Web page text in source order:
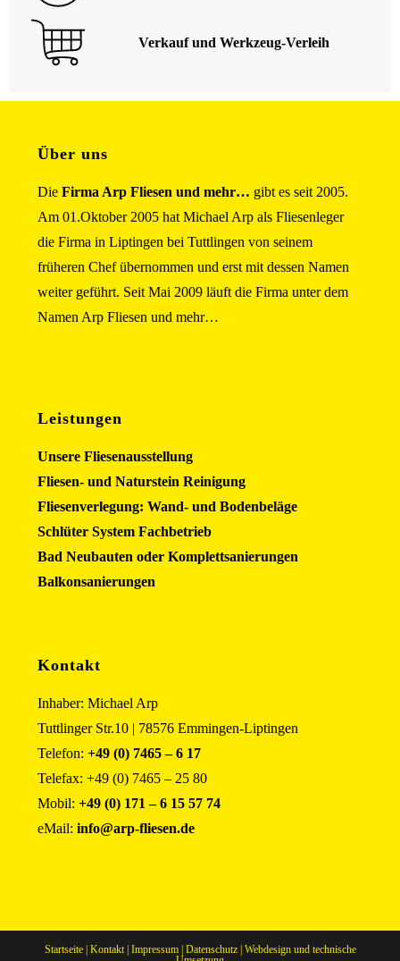
Verkauf und Werkzeug-Verleih
Über uns
Die Firma Arp Fliesen und mehr… gibt es seit 2005.
Am 01.Oktober 2005 hat Michael Arp als Fliesenleger
die Firma in Liptingen bei Tuttlingen von seinem
früheren Chef übernommen und erst mit dessen Namen
weiter geführt. Seit Mai 2009 läuft die Firma unter dem
Namen Arp Fliesen und mehr…
Leistungen
Unsere Fliesenausstellung
Fliesen- und Naturstein Reinigung
Fliesenverlegung: Wand- und Bodenbeläge
Schlüter System Fachbetrieb
Bad Neubauten oder Komplettsanierungen
Balkonsanierungen
Kontakt
Inhaber: Michael Arp
Tuttlinger Str.10 | 78576 Emmingen-Liptingen
Telefon:+49 (0) 7465 – 6 17
Telefax: +49 (0) 7465 – 25 80
Mobil:+49 (0) 171 – 6 15 57 74
eMail:info@arp-fliesen.de
Startseite| Kontakt| Impressum| Datenschutz| Webdesign und technische